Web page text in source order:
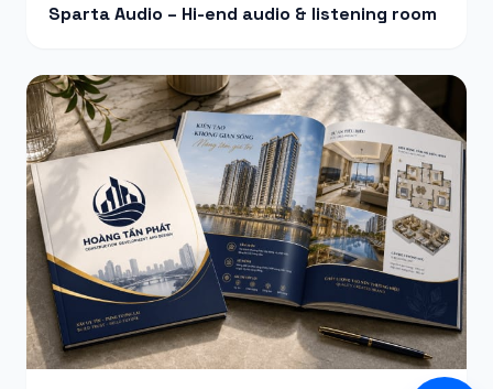
Sparta Audio – Hi-end audio & listening room